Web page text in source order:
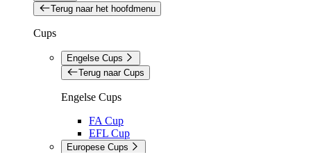
Terug naar het hoofdmenu
Cups
Engelse Cups
Terug naar Cups
Engelse Cups
FA Cup
EFL Cup
Europese Cups